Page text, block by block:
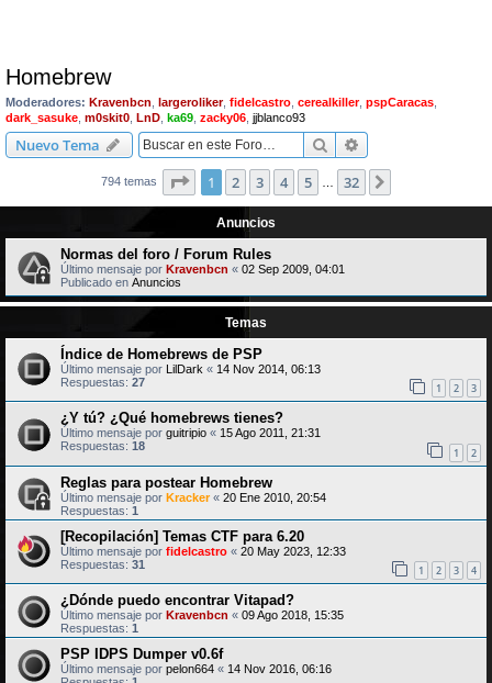
Homebrew
Moderadores: Kravenbcn largeroliker, fidelcastro cerealkiller, pspCaracas
dark_sasuke m0skit0 LnD ka69 zacky06 jjblanco93
Nuevo Tema Buscar
794 temas Página de 32
1 2 3 4 5 32
Anuncios
Normas del foro / Forum Rules
Último mensaje por Kravenbcn « 02 Sep 2009, 04:01
Publicado en Anuncios
Temas
Índice de Homebrews de PSP
Último mensaje por LilDark « 14 Nov 2014, 06:13
Respuestas: 27 1 2 3
¿Y tú? ¿Qué homebrews tienes?
Último mensaje por guitripio « 15 Ago 2011, 21:31
Respuestas: 18 1 2
Reglas para postear Homebrew
Último mensaje por Kracker« 20 Ene 2010, 20:54
Respuestas: 1
[Recopilación] Temas CTF para 6.20
Último mensaje por fidelcastro « 20 May 2023, 12:33
Respuestas: 31 1 2 3 4
¿Dónde puedo encontrar Vitapad?
Último mensaje por Kravenbcn « 09 Ago 2018, 15:35
Respuestas: 1
PSP IDPS Dumper v0.6f
Último mensaje por pelon664 « 14 Nov 2016, 06:16